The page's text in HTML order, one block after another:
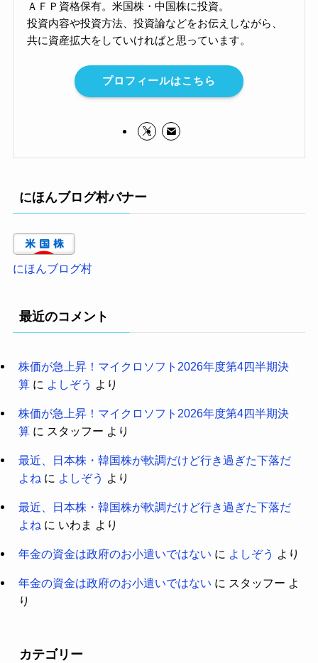
ＡＦＰ資格保有。米国株・中国株に投資。
投資内容や投資方法、投資論などをお伝えしながら、
共に資産拡大をしていければと思っています。
プロフィールはこちら
にほんブログ村バナー
にほんブログ村
最近のコメント
株価が急上昇！マイクロソフト2026年度第4四半期決
算に よしぞう より
株価が急上昇！マイクロソフト2026年度第4四半期決
算に スタッフー より
最近、日本株・韓国株が軟調だけど行き過ぎた下落だ
よね に よしぞう より
最近、日本株・韓国株が軟調だけど行き過ぎた下落だ
よね に いわま より
年金の資金は政府のお小遣いではない に よしぞう より
年金の資金は政府のお小遣いではない に スタッフー よ
り
カテゴリー